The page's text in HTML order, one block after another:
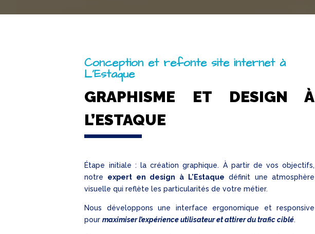
Conception et refonte site internet à
L’Estaque
GRAPHISME ET DESIGN À
L’ESTAQUE
Étape initiale : la création graphique. À partir de vos objectifs,
notre expert en design à L’Estaque définit une atmosphère
visuelle qui reflète les particularités de votre métier.
Nous développons une interface ergonomique et responsive
pourmaximiser l’expérience utilisateur et attirer du trafic ciblé.